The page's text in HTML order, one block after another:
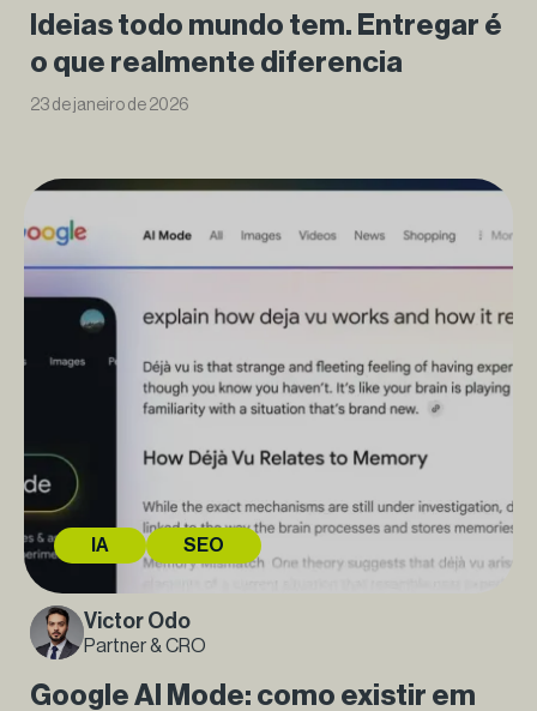
Ideias todo mundo tem. Entregar é
o que realmente diferencia
23 de janeiro de 2026
IA SEO
Victor Odo
Partner & CRO
Google AI Mode: como existir em